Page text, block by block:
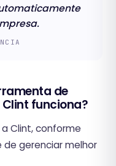
de
funciona?
Clint, conforme
gerenciar melhor